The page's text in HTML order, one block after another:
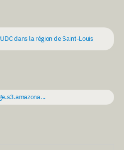
dans la région de Saint-Louis